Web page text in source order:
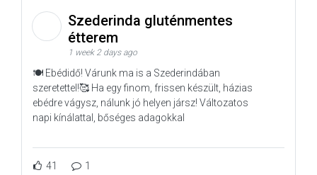
Szederinda gluténmentes
étterem
1 week 2 days ago
🍽️ Ebédidő! Várunk ma is a Szederindában
szeretettel!🥰 Ha egy finom, frissen készült, házias
ebédre vágysz, nálunk jó helyen jársz! Változatos
napi kínálattal, bőséges adagokkal
41 1